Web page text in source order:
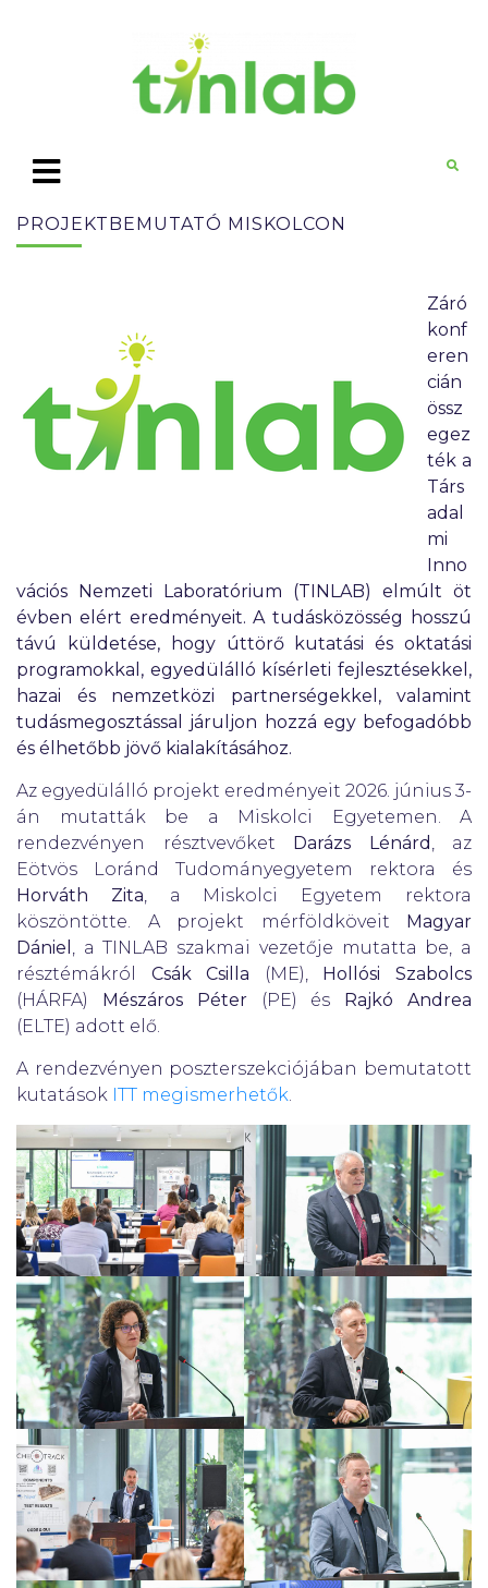
PROJEKTBEMUTATÓ MISKOLCON
Záró
konf
eren
cián
össz
egez
ték a
Társ
adal
mi
Inno
vációs Nemzeti Laboratórium (TINLAB)
elmúlt öt
évben elért eredményeit. A tudásközösség hosszú
távú küldetése, hogy úttörő kutatási és oktatási
programokkal, egyedülálló kísérleti fejlesztésekkel,
hazai és nemzetközi partnerségekkel, valamint
tudásmegosztással járuljon hozzá egy befogadóbb
és élhetőbb jövő kialakításához.
Az egyedülálló projekt eredményeit 2026. június 3-
án mutatták be a Miskolci Egyetemen. A
rendezvényen résztvevőket Darázs Lénárd , az
Eötvös Loránd Tudományegyetem rektora és
Horváth Zita, a Miskolci Egyetem rektora
köszöntötte. A projekt mérföldköveit Magyar
Dániel , a TINLAB szakmai vezetője mutatta be, a
résztémákról Csák Csilla (ME), Hollósi Szabolcs
(HÁRFA) Mészáros Péter(PE) és Rajkó Andrea
(ELTE) adott elő.
A rendezvényen poszterszekciójában bemutatott
kutatások ITT megismerhetők.